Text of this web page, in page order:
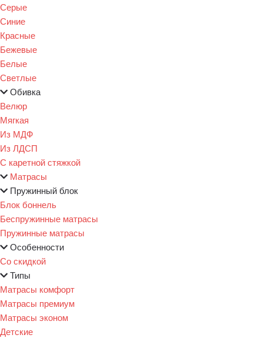
Серые
Синие
Красные
Бежевые
Белые
Светлые
Обивка
Велюр
Мягкая
Из МДФ
Из ЛДСП
С каретной стяжкой
Матрасы
Пружинный блок
Блок боннель
Беспружинные матрасы
Пружинные матрасы
Особенности
Со скидкой
Типы
Матрасы комфорт
Матрасы премиум
Матрасы эконом
Детские